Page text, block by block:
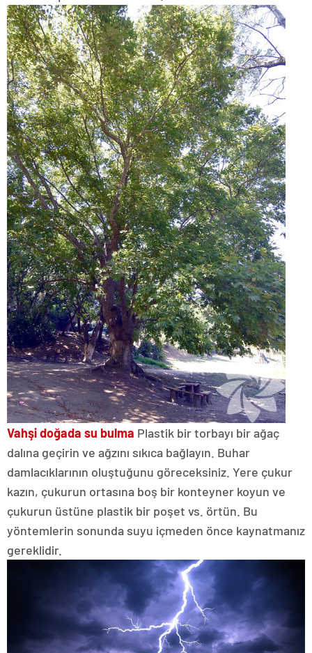
Vahşi doğada su bulma Plastik bir torbayı bir ağaç
dalına geçirin ve ağzını sıkıca bağlayın. Buhar
damlacıklarının oluştuğunu göreceksiniz. Yere çukur
kazın, çukurun ortasına boş bir konteyner koyun ve
çukurun üstüne plastik bir poşet vs. örtün. Bu
yöntemlerin sonunda suyu içmeden önce kaynatmanız
gereklidir.